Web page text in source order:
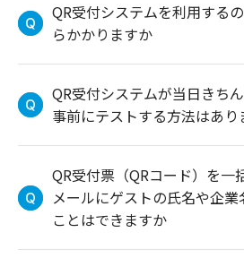
QR受付システムを利用する
らかかりますか
QR受付システムが当日きち
事前にテストする方法はあり
QR受付票（QRコード）を一
メールにゲストの氏名や企
ことはできますか